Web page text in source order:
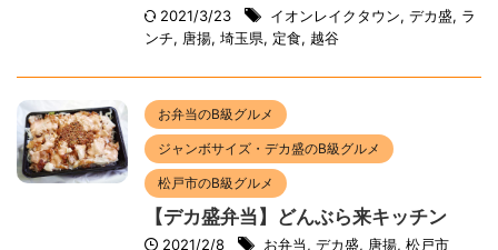
2021/3/23 イオンレイクタウン, デカ盛, ラ
ンチ, 唐揚, 埼玉県, 定食, 越谷
お弁当のB級グルメ
ジャンボサイズ・デカ盛のB級グルメ
松戸市のB級グルメ
【デカ盛弁当】どんぶら来キッチン
2021/2/8 お弁当, デカ盛, 唐揚, 松戸市